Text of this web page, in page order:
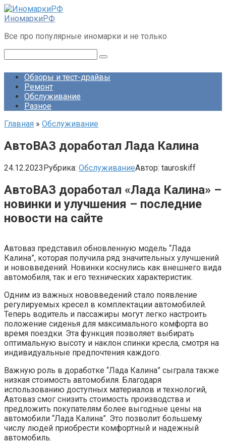
Перейти
к
ИномаркиРФ
Все про популярные иномарки и не только
Обзоры и тест-драйвы
Ремонт
Обслуживание
Разное
Главная » Обслуживание
АвтоВАЗ доработал Лада Калина
24.12.2023Рубрика: ОбслуживаниеАвтор: tauroskiff
АвтоВАЗ доработал «Лада Калина» –
новинки и улучшения – последние
новости на сайте
Автоваз представил обновленную модель “Лада
Калина”, которая получила ряд значительных улучшений
и нововведений. Новинки коснулись как внешнего вида
автомобиля, так и его технических характеристик.
Одним из важных нововведений стало появление
регулируемых кресел в комплектации автомобилей.
Теперь водитель и пассажиры могут легко настроить
положение сиденья для максимального комфорта во
время поездки. Эта функция позволяет выбирать
оптимальную высоту и наклон спинки кресла, смотря на
индивидуальные предпочтения каждого.
Важную роль в доработке “Лада Калина” сыграла также
низкая стоимость автомобиля. Благодаря
использованию доступных материалов и технологий,
Автоваз смог снизить стоимость производства и
предложить покупателям более выгодные цены на
автомобили “Лада Калина”. Это позволит большему
числу людей приобрести комфортный и надежный
автомобиль.